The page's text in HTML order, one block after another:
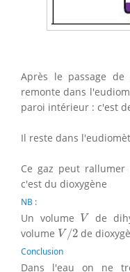
Après le passage
remonte dans
paroi intérieur : c'est
Il reste dans
Ce gaz peut
c'est du dioxygène
NB :
Un volume V
V
de
volume V /2
V/2 de
Conclusion
Dans l'eau on ne